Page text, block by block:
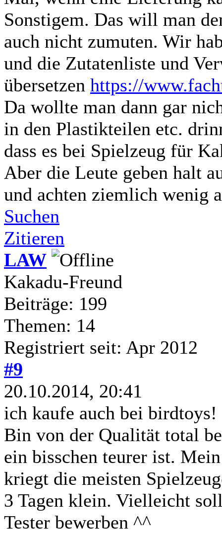
Sonstigem. Das will man
auch nicht zumuten. Wir
und die Zutatenliste und
übersetzen https://
Da wollte man dann gar
in den Plastikteilen etc.
dass es bei Spielzeug für
Aber die Leute geben halt
und achten ziemlich wenig
Suchen
Zitieren
LAW
Kakadu-Freund
Beiträge: 199
Themen: 14
Registriert seit: Apr 2012
#9
20.10.2014, 20:41
ich kaufe auch bei birdtoys!
Bin von der Qualität total
ein bisschen teurer ist.
kriegt die meisten
3 Tagen klein. Vielleicht
Tester bewerben ^^